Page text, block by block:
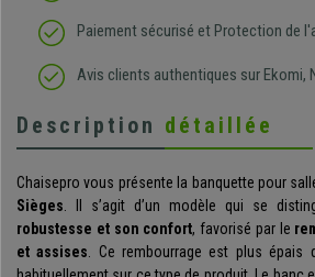
Paiement sécurisé et Protection de
Avis clients authentiques sur Ekomi,
Description détaillée
Chaisepro vous présente la banquette pour
Sièges. Il s’agit d’un modèle qui se
robustesse et son confort, favorisé par le
et assises. Ce rembourrage est plus épais